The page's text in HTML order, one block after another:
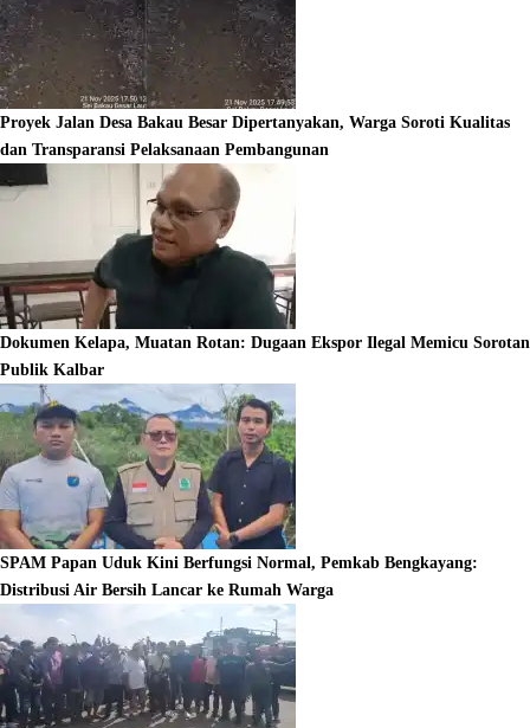
Proyek Jalan Desa Bakau Besar Dipertanyakan, Warga Soroti Kualitas
dan Transparansi Pelaksanaan Pembangunan
Dokumen Kelapa, Muatan Rotan: Dugaan Ekspor Ilegal Memicu Sorotan
Publik Kalbar
SPAM Papan Uduk Kini Berfungsi Normal, Pemkab Bengkayang:
Distribusi Air Bersih Lancar ke Rumah Warga